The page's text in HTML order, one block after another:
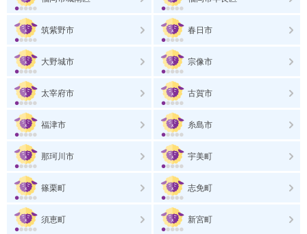
筑紫野市 春日市
大野城市 宗像市
太宰府市 古賀市
福津市 糸島市
那珂川市 宇美町
篠栗町 志免町
須恵町 新宮町